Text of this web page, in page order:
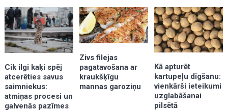
Cik ilgi kaķi spēj
atcerēties savus
saimniekus:
atmiņas procesi un
galvenās pazīmes
Zivs filejas
pagatavošana ar
kraukšķīgu
mannas garoziņu
Kā apturēt
kartupeļu dīgšanu:
vienkārši ieteikumi
uzglabāšanai
pilsētā